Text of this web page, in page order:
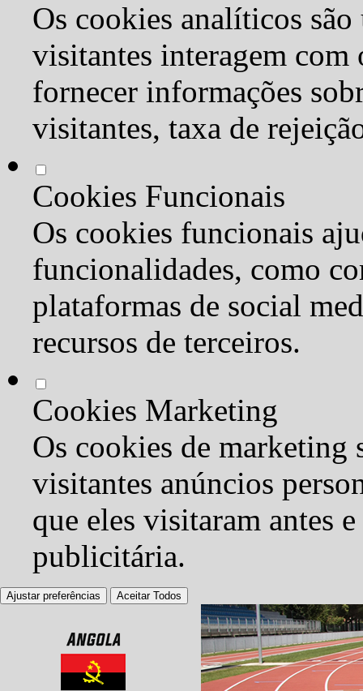
Os cookies analíticos são
visitantes interagem com
fornecer informações
visitantes, taxa de
Cookies Funcionais
Os cookies funcionais
funcionalidades, como
plataformas de social
recursos de terceiros.
Cookies Marketing
Os cookies de marketing
visitantes anúncios
que eles visitaram antes
publicitária.
Ajustar preferências Aceitar Todos